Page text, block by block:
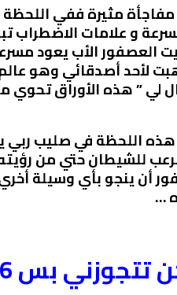
مفاجأة مثيرة ففي
و علامات الاضطراب
العصفور الأب يعود
لأحد أصدقائي وهو
لي ” هذه الأوراق
اللحظة في صليب ربي
للشيطان حتي من
أن ينجو بأي وسيلة
…
6 شهور وبعدها نطلق